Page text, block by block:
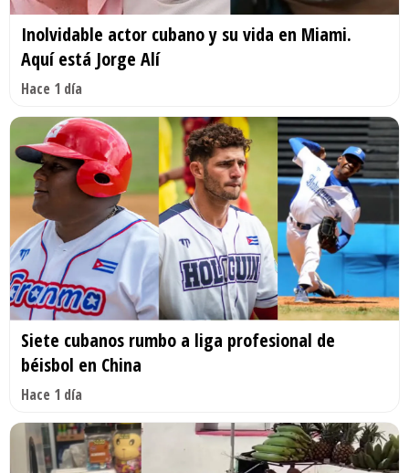
Inolvidable actor cubano y su vida en Miami.
Aquí está Jorge Alí
Hace 1 día
Siete cubanos rumbo a liga profesional de
béisbol en China
Hace 1 día